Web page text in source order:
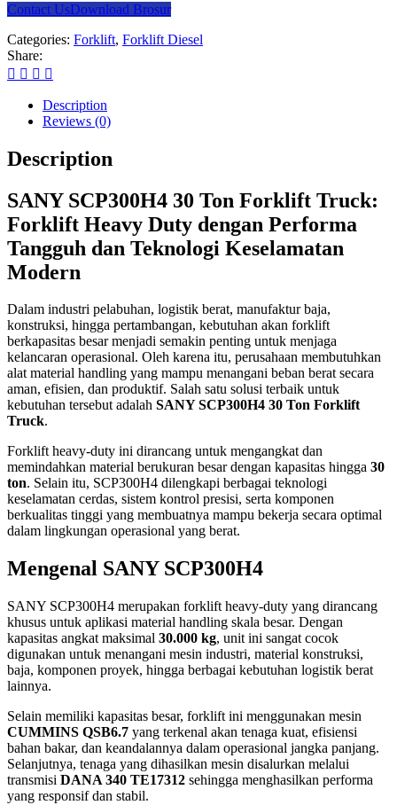
Contact UsDownload Brosur
Categories: Forklift, Forklift Diesel
Share:
Description
Reviews (0)
Description
SANY SCP300H4 30 Ton Forklift Truck:
Forklift Heavy Duty dengan Performa
Tangguh dan Teknologi Keselamatan
Modern
Dalam industri pelabuhan, logistik berat, manufaktur baja,
konstruksi, hingga pertambangan, kebutuhan akan forklift
berkapasitas besar menjadi semakin penting untuk menjaga
kelancaran operasional. Oleh karena itu, perusahaan membutuhkan
alat material handling yang mampu menangani beban berat secara
aman, efisien, dan produktif. Salah satu solusi terbaik untuk
kebutuhan tersebut adalah SANY SCP300H4 30 Ton Forklift
Truck.
Forklift heavy-duty ini dirancang untuk mengangkat dan
memindahkan material berukuran besar dengan kapasitas hingga 30
ton. Selain itu, SCP300H4 dilengkapi berbagai teknologi
keselamatan cerdas, sistem kontrol presisi, serta komponen
berkualitas tinggi yang membuatnya mampu bekerja secara optimal
dalam lingkungan operasional yang berat.
Mengenal SANY SCP300H4
SANY SCP300H4 merupakan forklift heavy-duty yang dirancang
khusus untuk aplikasi material handling skala besar. Dengan
kapasitas angkat maksimal 30.000 kg, unit ini sangat cocok
digunakan untuk menangani mesin industri, material konstruksi,
baja, komponen proyek, hingga berbagai kebutuhan logistik berat
lainnya.
Selain memiliki kapasitas besar, forklift ini menggunakan mesin
CUMMINS QSB6.7 yang terkenal akan tenaga kuat, efisiensi
bahan bakar, dan keandalannya dalam operasional jangka panjang.
Selanjutnya, tenaga yang dihasilkan mesin disalurkan melalui
transmisi DANA 340 TE17312 sehingga menghasilkan performa
yang responsif dan stabil.